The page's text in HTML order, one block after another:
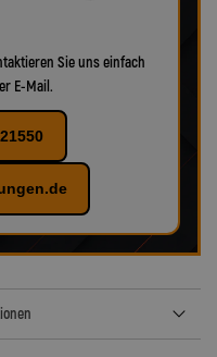
Sie uns einfach
E-Mail.